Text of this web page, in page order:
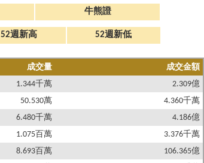
牛熊證
52週新高 52週新低
成交量 成交金額
1.344千萬 2.309億
50.530萬 4.360千萬
6.480千萬 4.186億
1.075百萬 3.376千萬
8.693百萬 106.365億